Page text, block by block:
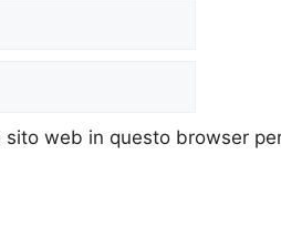
sito web in questo browser